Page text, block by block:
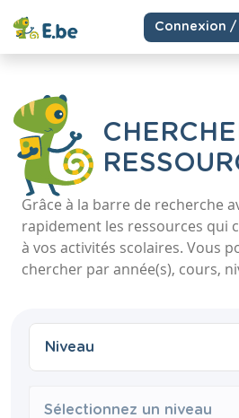
Connexion /
Grâce à la barre de recherche
rapidement les ressources qui
à vos activités scolaires. Vous
chercher par année(s), cours,
Sélectionnez un niveau